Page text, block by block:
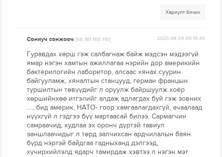
Хариулт бичих
Сониуч сонжооч[66.181.160.110] 2025-04-29 09:19:49
Гуравдах хөрш гэж салбагнаж байж мэдсэн мэдээгүй
ямар нэгэн хамтын ажиллагаа нэрийн дор америкийн
бактерилогийн лаборитор, алсаас хянах суурин
байгууламж, хяналтын станцууд, герман францын
туршилтын төвүүдийг л оруулж байршуулж хоёр
хөршийнхөө итгэлийг алдаж адлагдах буй гэж зовних
...., бид америк, НАТО- гоор хамгаалагдахгүй, ачаалаад
нүүхгүй л гэдгээ бүү мартаасай билээ. Сармагчин
самраачид, худлаа эх оронч дүртэй тавиул
заншлаачидыг л төрд залчихсан ардчилалын баян
бүрд нэртэй байдгаа гадныханд дэлгээд,
хүчирхийлэлд ядарч тамирдаж хэвтээ л нэгэн мэт